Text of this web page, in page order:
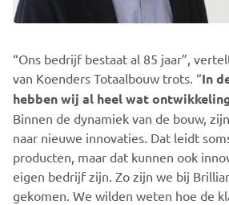
“Ons bedrijf bestaat al 85 jaar”,
van Koenders Totaalbouw trots. “In
hebben wij al heel wat
Binnen de dynamiek van de bouw,
naar nieuwe innovaties. Dat leidt
producten, maar dat kunnen ook
eigen bedrijf zijn. Zo zijn we bij
gekomen. We wilden weten hoe de